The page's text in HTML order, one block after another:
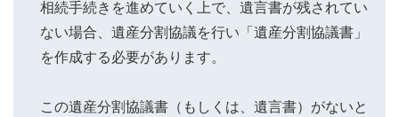
相続手続きを進めていく上で、遺言書が残されてい
ない場合、遺産分割協議を行い「遺産分割協議書」
を作成する必要があります。
この遺産分割協議書（もしくは、遺言書）がないと